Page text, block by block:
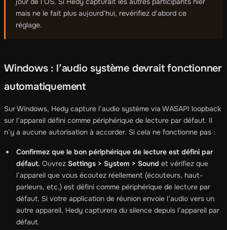
mais ne le fait plus aujourd’hui, revérifiez d’abord ce
réglage.
Windows : l’audio système devrait fonctionner
automatiquement
Sur Windows, Hedy capture l’audio système via WASAPI loopback
sur l’appareil défini comme périphérique de lecture par défaut. Il
n’y a aucune autorisation à accorder. Si cela ne fonctionne pas :
Confirmez que le bon périphérique de lecture est défini par
défaut. Ouvrez Settings > System > Sound et vérifiez que
l’appareil que vous écoutez réellement (écouteurs, haut-
parleurs, etc.) est défini comme périphérique de lecture par
défaut. Si votre application de réunion envoie l’audio vers un
autre appareil, Hedy capturera du silence depuis l’appareil par
défaut.